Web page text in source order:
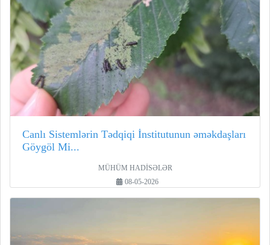
Canlı Sistemlərin Tədqiqi İnstitutunun əməkdaşları
Göygöl Mi...
MÜHÜM HADİSƏLƏR
08-05-2026